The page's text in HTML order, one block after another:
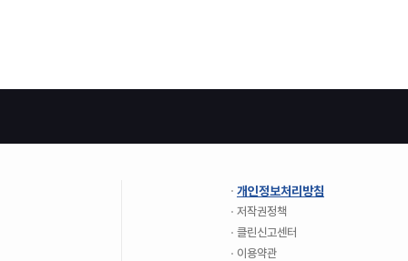
개인정보처리방침
저작권정책
클린신고센터
이용약관